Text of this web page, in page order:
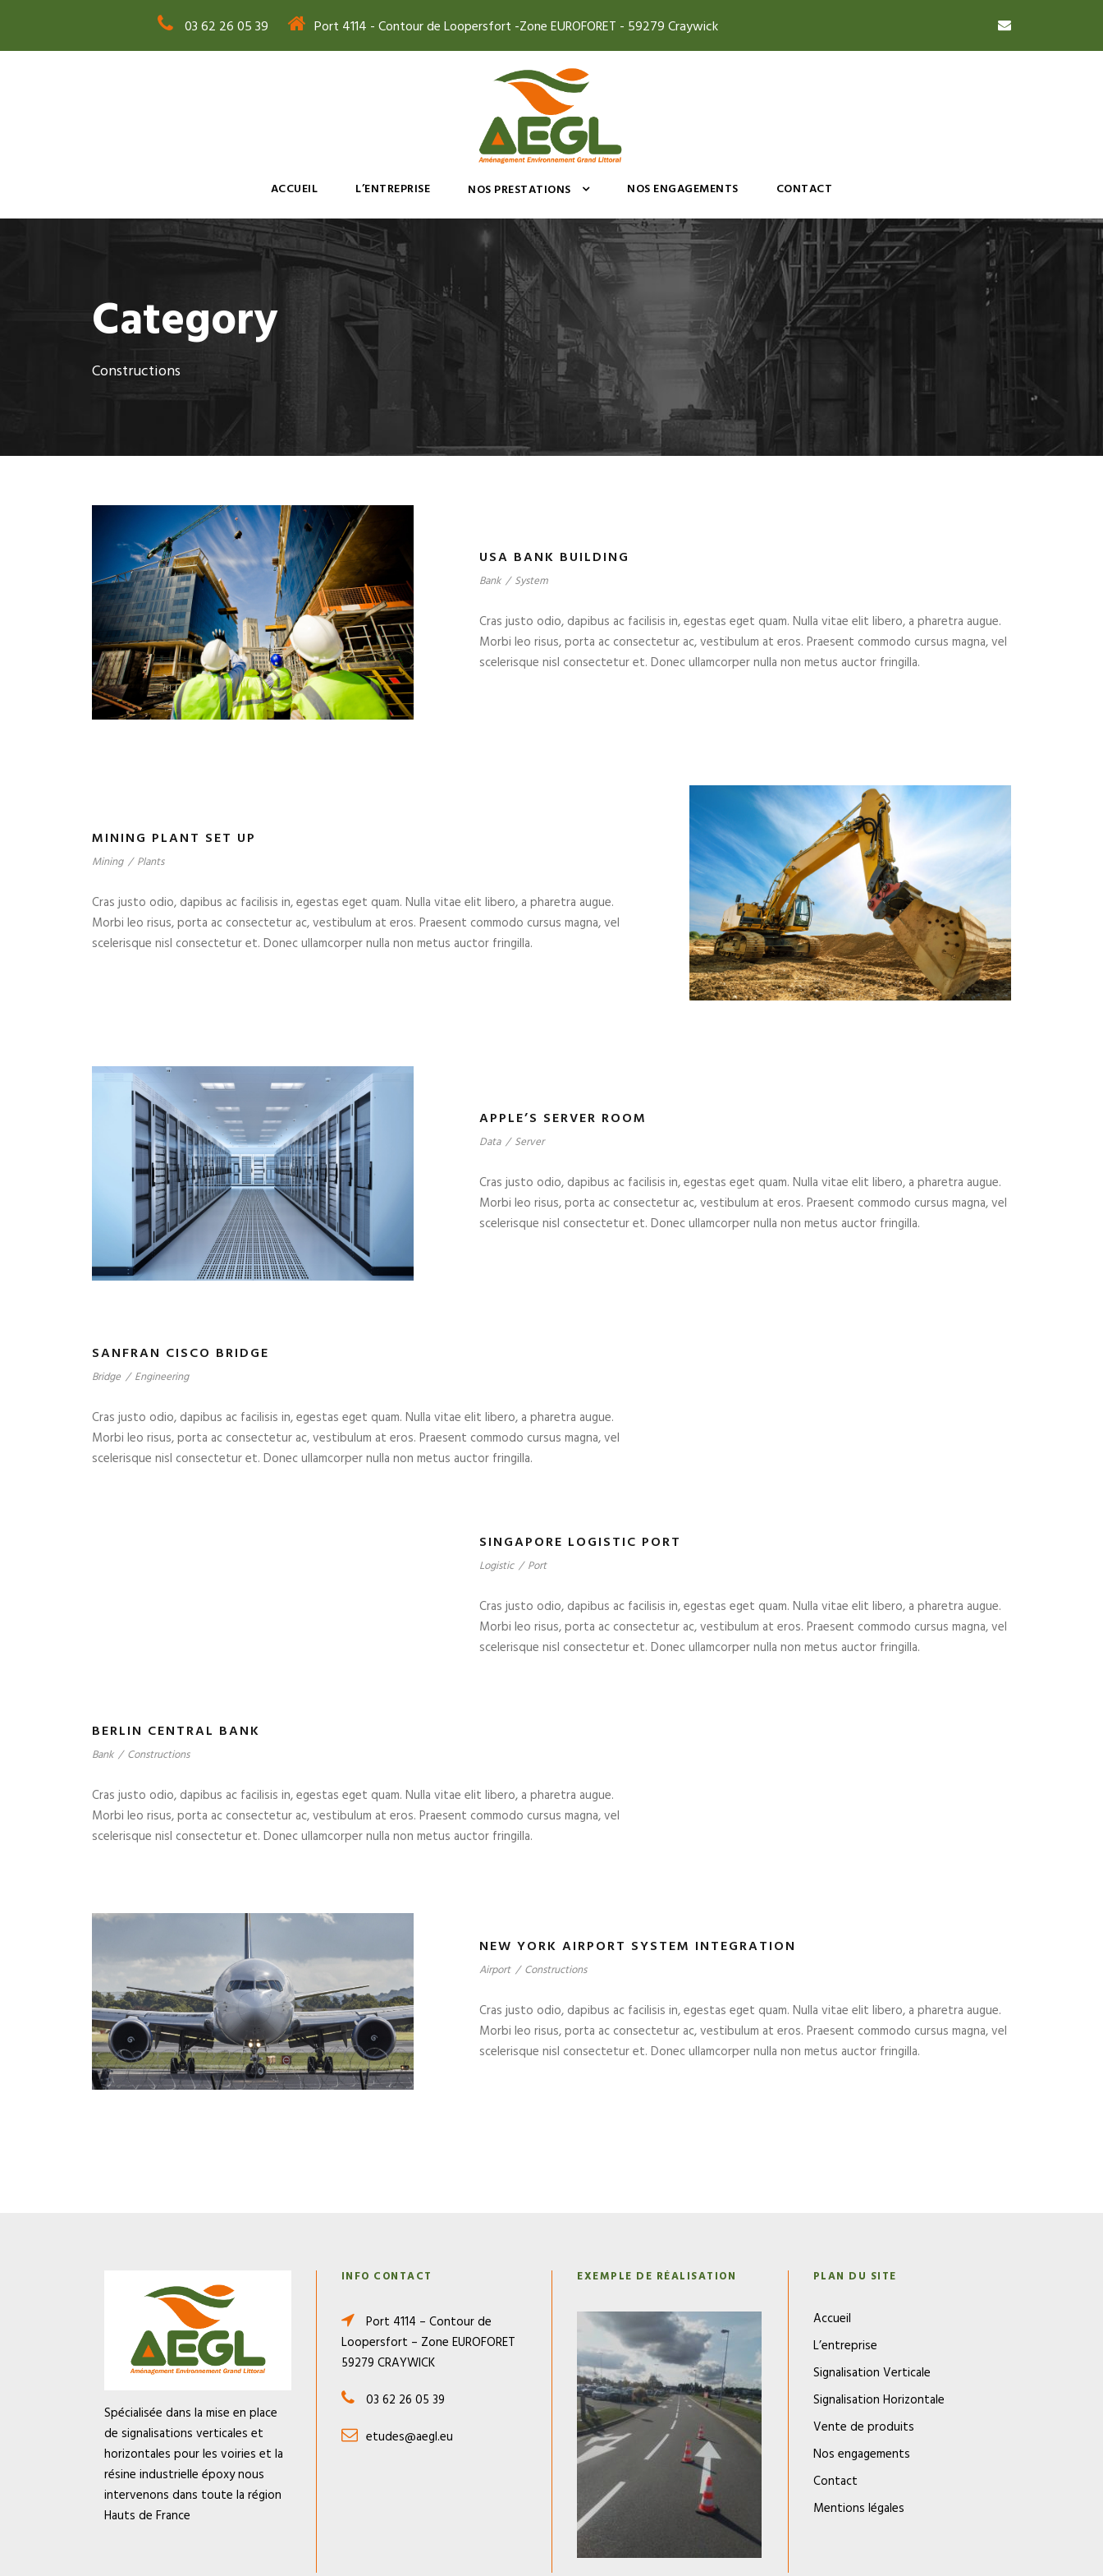
03 62 26 05 39 Port 4114 - Contour de Loopersfort -Zone EUROFORET - 59279 Craywick
ACCUEIL L’ENTREPRISE NOS PRESTATIONS NOS ENGAGEMENTS CONTACT
Category
Constructions
USA BANK BUILDING
Bank / System
Cras justo odio, dapibus ac facilisis in, egestas eget quam. Nulla vitae elit libero, a pharetra augue.
Morbi leo risus, porta ac consectetur ac, vestibulum at eros. Praesent commodo cursus magna, vel
scelerisque nisl consectetur et. Donec ullamcorper nulla non metus auctor fringilla.
MINING PLANT SET UP
Mining / Plants
Cras justo odio, dapibus ac facilisis in, egestas eget quam. Nulla vitae elit libero, a pharetra augue.
Morbi leo risus, porta ac consectetur ac, vestibulum at eros. Praesent commodo cursus magna, vel
scelerisque nisl consectetur et. Donec ullamcorper nulla non metus auctor fringilla.
APPLE’S SERVER ROOM
Data / Server
Cras justo odio, dapibus ac facilisis in, egestas eget quam. Nulla vitae elit libero, a pharetra augue.
Morbi leo risus, porta ac consectetur ac, vestibulum at eros. Praesent commodo cursus magna, vel
scelerisque nisl consectetur et. Donec ullamcorper nulla non metus auctor fringilla.
SANFRAN CISCO BRIDGE
Bridge / Engineering
Cras justo odio, dapibus ac facilisis in, egestas eget quam. Nulla vitae elit libero, a pharetra augue.
Morbi leo risus, porta ac consectetur ac, vestibulum at eros. Praesent commodo cursus magna, vel
scelerisque nisl consectetur et. Donec ullamcorper nulla non metus auctor fringilla.
SINGAPORE LOGISTIC PORT
Logistic / Port
Cras justo odio, dapibus ac facilisis in, egestas eget quam. Nulla vitae elit libero, a pharetra augue.
Morbi leo risus, porta ac consectetur ac, vestibulum at eros. Praesent commodo cursus magna, vel
scelerisque nisl consectetur et. Donec ullamcorper nulla non metus auctor fringilla.
BERLIN CENTRAL BANK
Bank / Constructions
Cras justo odio, dapibus ac facilisis in, egestas eget quam. Nulla vitae elit libero, a pharetra augue.
Morbi leo risus, porta ac consectetur ac, vestibulum at eros. Praesent commodo cursus magna, vel
scelerisque nisl consectetur et. Donec ullamcorper nulla non metus auctor fringilla.
NEW YORK AIRPORT SYSTEM INTEGRATION
Airport / Constructions
Cras justo odio, dapibus ac facilisis in, egestas eget quam. Nulla vitae elit libero, a pharetra augue.
Morbi leo risus, porta ac consectetur ac, vestibulum at eros. Praesent commodo cursus magna, vel
scelerisque nisl consectetur et. Donec ullamcorper nulla non metus auctor fringilla.
Spécialisée dans la mise en place
de signalisations verticales et
horizontales pour les voiries et la
résine industrielle époxy nous
intervenons dans toute la région
Hauts de France
INFO CONTACT
Port 4114 – Contour de
Loopersfort – Zone EUROFORET
59279 CRAYWICK
03 62 26 05 39
etudes@aegl.eu
EXEMPLE DE RÉALISATION PLAN DU SITE
Accueil
L’entreprise
Signalisation Verticale
Signalisation Horizontale
Vente de produits
Nos engagements
Contact
Mentions légales